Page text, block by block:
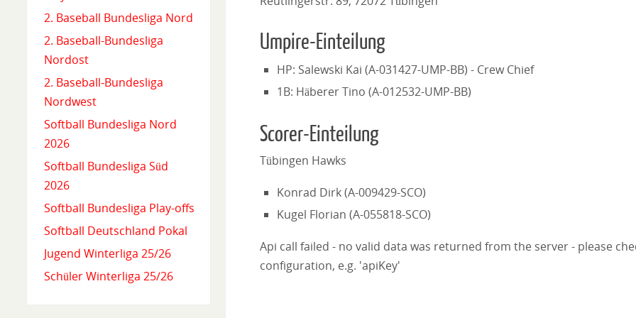
Umpire-Einteilung
HP: Salewski Kai (A-031427-UMP-BB) - Crew Chief
1B: Häberer Tino (A-012532-UMP-BB)
Scorer-Einteilung
Tübingen Hawks
Konrad Dirk (A-009429-SCO)
Kugel Florian (A-055818-SCO)
Api call failed - no valid data was returned from the server - please
configuration, e.g. 'apiKey'
2. Baseball Bundesliga Nord
2. Baseball-Bundesliga
Nordost
2. Baseball-Bundesliga
Nordwest
Softball Bundesliga Nord
2026
Softball Bundesliga Süd
2026
Softball Bundesliga Play-offs
Softball Deutschland Pokal
Jugend Winterliga 25/26
Schüler Winterliga 25/26